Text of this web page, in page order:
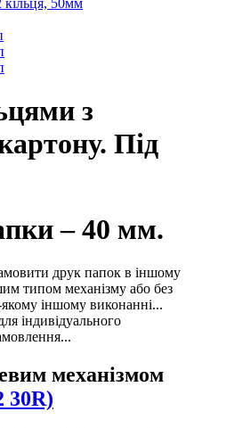
з
Під
– 40 мм.
друк папок в іншому
типом механізму або без
якому іншому виконанні...
індивідуального
механізмом
30R)